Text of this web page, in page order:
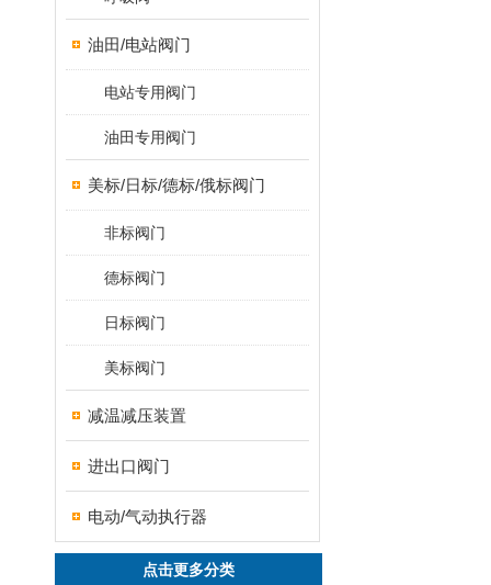
油田/电站阀门
电站专用阀门
油田专用阀门
美标/日标/德标/俄标阀门
非标阀门
德标阀门
日标阀门
美标阀门
减温减压装置
进出口阀门
电动/气动执行器
点击更多分类